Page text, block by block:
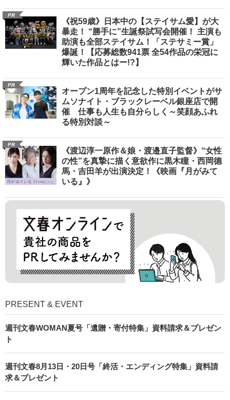
PR
《祝59歳》日本中の【ステイサム愛】が大
暴走！ “勝手に”生誕祭試写会開催！ 主演も
助演も全部ステイサム！「ステサミー賞」
爆誕！【応募総数941票 全54作品の栄冠に
輝いた作品とはー!?】
PR
オープン1周年を記念した特別イベントがサ
ムソナイト・ブラックレーベル銀座店で開
催 仕事も人生も自分らしく～笑顔あふれ
る特別対談～
PR
《渡辺淳一原作＆娘・渡邉直子監督》“女性
の性”を真摯に描く意欲作に黒木瞳・西岡德
馬・吉田羊が出演決定！《映画『月がみて
いる』》
PRESENT & EVENT
週刊文春WOMAN夏号「遺贈・寄付特集」資料請求＆プレゼン
ト
週刊文春8月13日・20日号「終活・エンディング特集」資料請
求＆プレゼント